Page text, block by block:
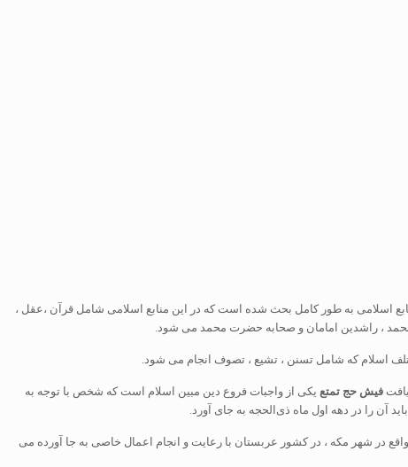
اسلامی به طور کامل بحث شده است که در این منابع اسلامی شامل قرآن ،عقل ،
، راشدین امامان و صحابه حضرت محمد می شود.
اسلام که شامل تسنن ، تشیع ، تصوف انجام می شود.
فیش حج تمتع یکی از واجبات فروع دین مبین اسلام است که شخص با توجه به
آن را در دهه اول ماه ذی‌الحجه به جای آورد.
در شهر مکه ، در کشور عربستان با رعایت و انجام اعمال خاصی به جا آورده می